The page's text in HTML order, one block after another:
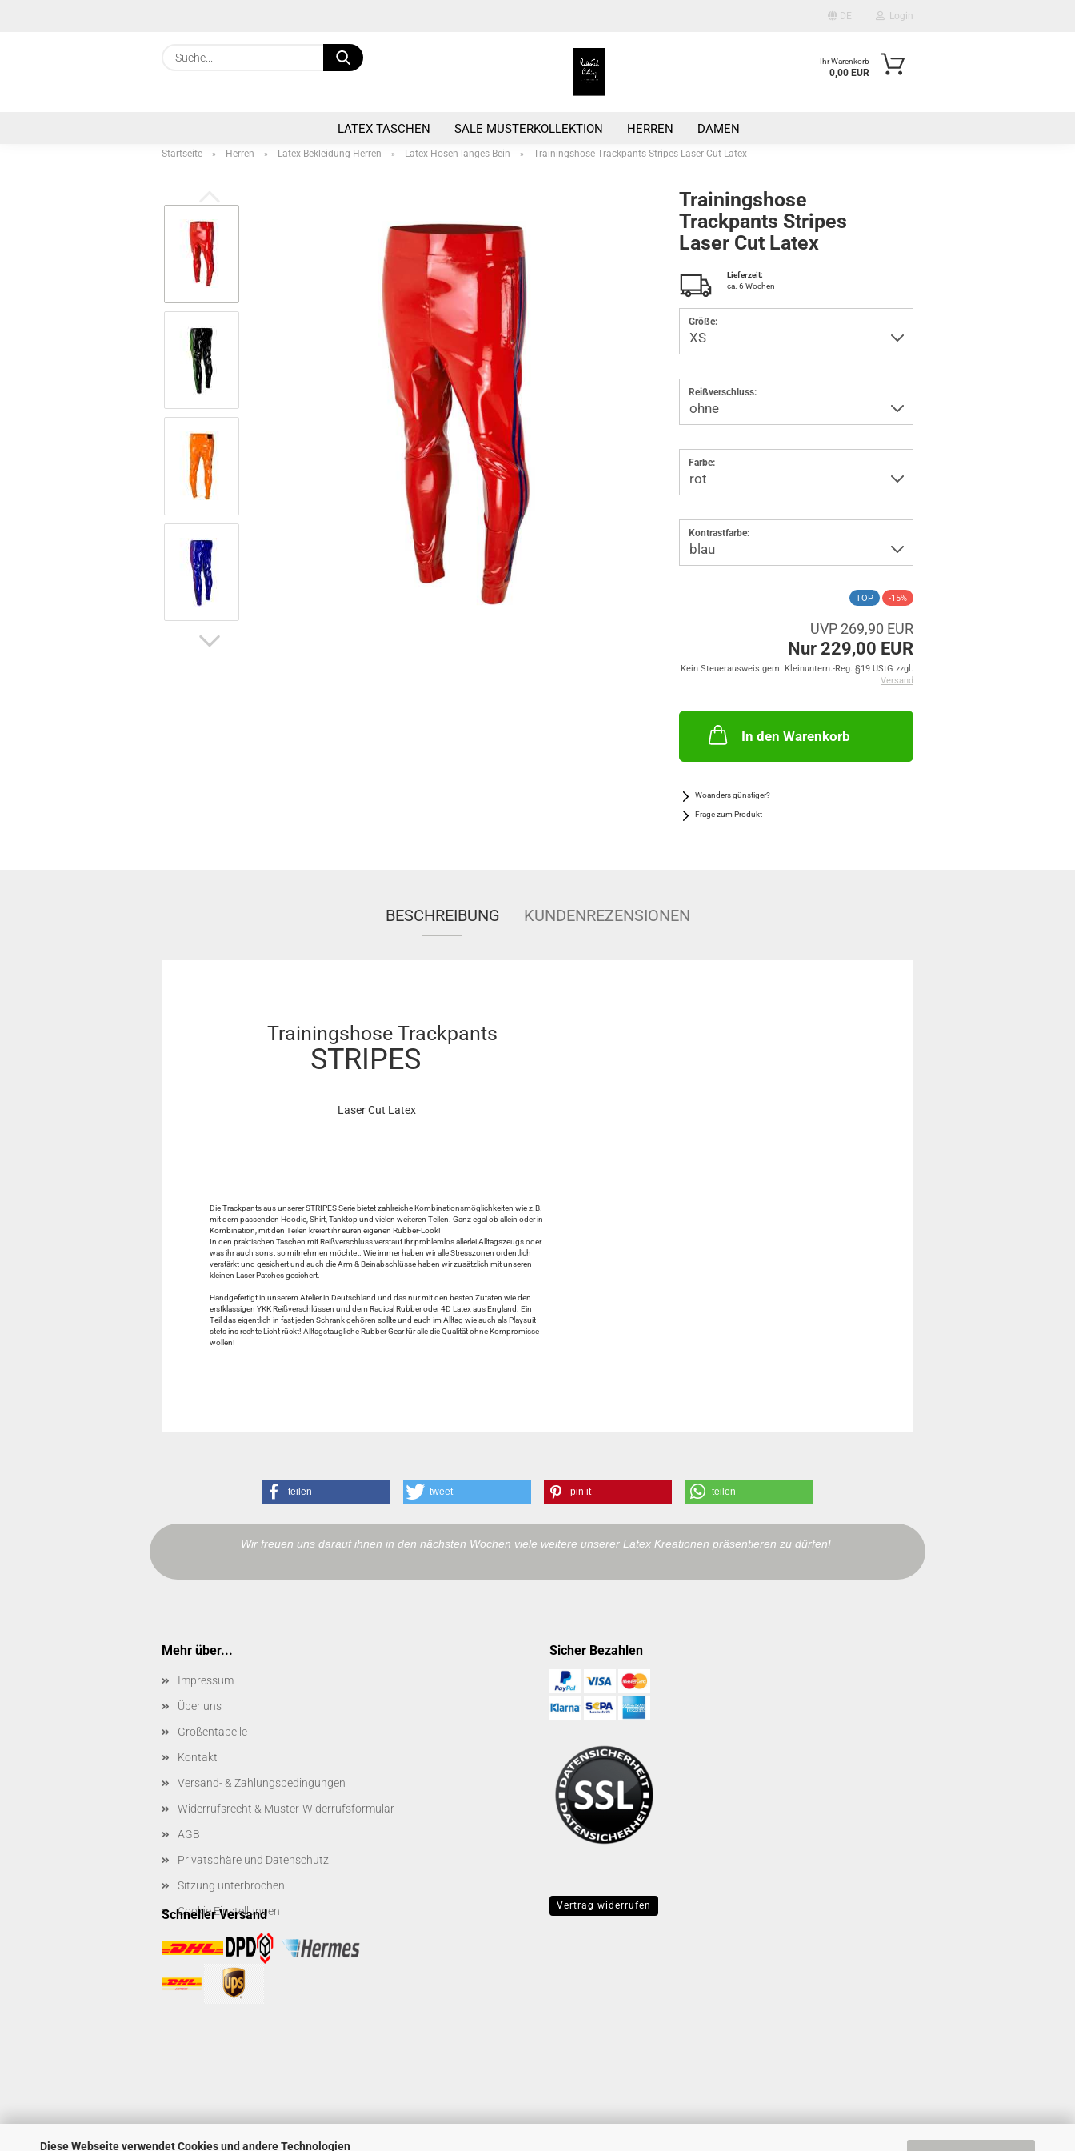
Diese Webseite verwendet Cookies und andere Technologien
DE Login
Konto erstellen
Suche...
Ihr Warenkorb
0,00 EUR
LATEX TASCHEN SALE MUSTERKOLLEKTION HERREN DAMEN
Startseite » Herren » Latex Bekleidung Herren » Latex Hosen langes Bein » Trainingshose Trackpants Stripes Laser Cut Latex
Trainingshose
Trackpants Stripes
Laser Cut Latex
Lieferzeit:
ca. 6 Wochen
Größe:
Reißverschluss:
Farbe:
Kontrastfarbe:
TOP -15%
UVP 269,90 EUR
Nur 229,00 EUR
Kein Steuerausweis gem. Kleinuntern.-Reg. §19 UStG zzgl.
Versand
In den Warenkorb
Woanders günstiger?
Frage zum Produkt
BESCHREIBUNG KUNDENREZENSIONEN
Trainingshose Trackpants
STRIPES
Laser Cut Latex
Die Trackpants aus unserer STRIPES Serie bietet zahlreiche Kombinationsmöglichkeiten wie z.B.
mit dem passenden Hoodie, Shirt, Tanktop und vielen weiteren Teilen. Ganz egal ob allein oder in
Kombination, mit den Teilen kreiert ihr euren eigenen Rubber-Look!
In den praktischen Taschen mit Reißverschluss verstaut ihr problemlos allerlei Alltagszeugs oder
was ihr auch sonst so mitnehmen möchtet. Wie immer haben wir alle Stresszonen ordentlich
verstärkt und gesichert und auch die Arm & Beinabschlüsse haben wir zusätzlich mit unseren
kleinen Laser Patches gesichert.
Handgefertigt in unserem Atelier in Deutschland und das nur mit den besten Zutaten wie den
erstklassigen YKK Reißverschlüssen und dem Radical Rubber oder 4D Latex aus England. Ein
Teil das eigentlich in fast jeden Schrank gehören sollte und euch im Alltag wie auch als Playsuit
stets ins rechte Licht rückt! Alltagstaugliche Rubber Gear für alle die Qualität ohne Kompromisse
wollen!
teilen tweet pin it teilen
Wir freuen uns darauf ihnen in den nächsten Wochen viele weitere unserer Latex Kreationen präsentieren zu dürfen!
Mehr über...
Impressum
Über uns
Größentabelle
Kontakt
Versand- & Zahlungsbedingungen
Widerrufsrecht & Muster-Widerrufsformular
AGB
Privatsphäre und Datenschutz
Sitzung unterbrochen
Cookie Einstellungen
Sicher Bezahlen
Schneller Versand
Vertrag widerrufen